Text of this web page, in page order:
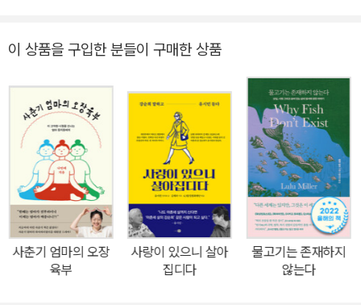
자가 되어 죽음과 마주친 그의 마지막 2년의 기록이 지적이고 유려한
년 1월 <뉴욕타임스>에 기고한 칼럼 ‘시간은 얼마나 남았는가(How
Long Have I Got Left?)’는 엄청난 반향을 일으켰다. 여기서 그는
죽음을 선고받았지만, 정확히 언제 죽을지는 모르는 불치병 환자의
딜레마를 절실하게 표현했다. 앞으로 몇 달 혹은 몇 년이 남았는지 명
확하다면 앞으로 나아가야 할 길은 분명할 것이다. 석 달이라면 나는
가족과 함께 그 시간을 보내리라. 1년이 남았다면 늘 쓰고 싶었던 책
을 쓰리라. 10년이라면 병원으로 복귀하여 환자들을 치료할 것이다.
내 담당의는 이렇게 말할 뿐이다. “나는 시간이 얼마나 남았는지 말해
이 상품을 구입한 분들이 구매한 상품
사춘기 엄마의 오장
육부
사랑이 있으니 살아
집디다
물고기는 존재하지
않는다